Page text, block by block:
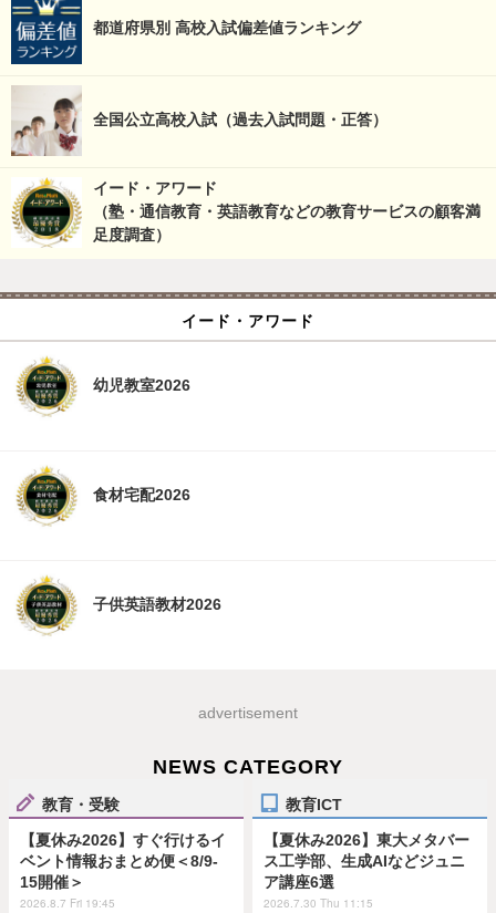
都道府県別 高校入試偏差値ランキング
全国公立高校入試（過去入試問題・正答）
イード・アワード
（塾・通信教育・英語教育などの教育サービスの顧客満
足度調査）
イード・アワード
幼児教室2026
食材宅配2026
子供英語教材2026
advertisement
NEWS CATEGORY
教育・受験
【夏休み2026】すぐ行けるイ
ベント情報おまとめ便＜8/9-
15開催＞
2026.8.7 Fri 19:45
教育ICT
【夏休み2026】東大メタバー
ス工学部、生成AIなどジュニ
ア講座6選
2026.7.30 Thu 11:15